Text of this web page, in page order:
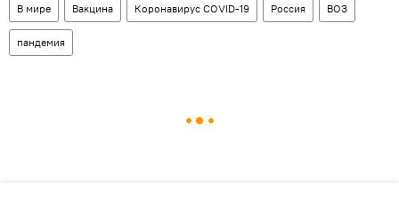
В мире Вакцина Коронавирус COVID-19 Россия ВОЗ
пандемия